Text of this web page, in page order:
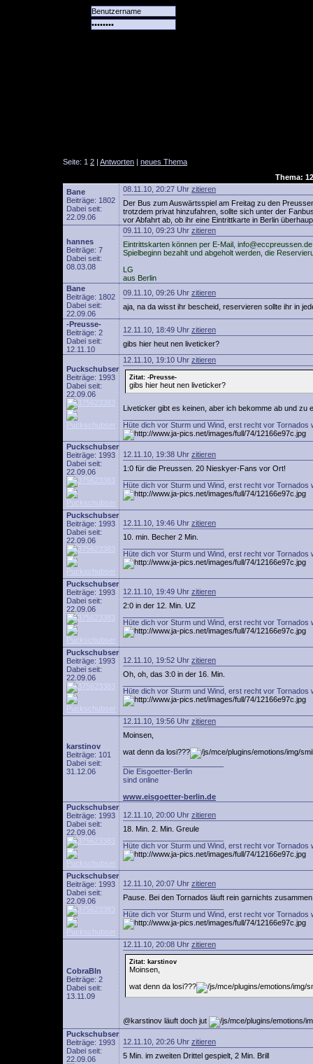
Seite: 1 2 | Antworten | neues Thema
Thema:
Bane
Beiträge: 1802
Dabei seit:
22.09.06
08.11.10, 20:27 Uhr zitieren
Der Bus zum Auswärtsspiel am Freitag zu den
trotzdem privat hinzufahren, sollte sich unter der
vor Abfahrt ab, ob ihr eine Eintrittkarte in Berlin
hannes
Beiträge: 7
Dabei seit:
08.03.08
09.11.10, 09:23 Uhr zitieren
Eintrittskarten können per E-Mail,
Spielbeginn bezahlt und abgeholt werden, die
LG
aus Berlin
Bane
Beiträge: 1802
Dabei seit:
22.09.06
09.11.10, 09:26 Uhr zitieren
aja, na da wisst ihr bescheid, reservieren sollte ihr in
-Preusse-
Beiträge: 2
Dabei seit:
12.11.10
12.11.10, 18:49 Uhr zitieren
gibs hier heut nen liveticker?
Puckschubser
Beiträge: 1993
Dabei seit:
22.09.06
12.11.10, 19:10 Uhr zitieren
Zitat: -Preusse-
gibs hier heut nen liveticker?
Liveticker gibt es keinen, aber ich bekomme ab und zu
Hüte dich vor Sturm und Wind, erst recht vor Tornados
Puckschubser
Beiträge: 1993
Dabei seit:
22.09.06
12.11.10, 19:38 Uhr zitieren
1:0 für die Preussen. 20 Nieskyer-Fans vor Ort!
Hüte dich vor Sturm und Wind, erst recht vor Tornados
Puckschubser
Beiträge: 1993
Dabei seit:
22.09.06
12.11.10, 19:46 Uhr zitieren
10. min. Becher 2 Min.
Hüte dich vor Sturm und Wind, erst recht vor Tornados
Puckschubser
Beiträge: 1993
Dabei seit:
22.09.06
12.11.10, 19:49 Uhr zitieren
2:0 in der 12. Min. UZ
Hüte dich vor Sturm und Wind, erst recht vor Tornados
Puckschubser
Beiträge: 1993
Dabei seit:
22.09.06
12.11.10, 19:52 Uhr zitieren
Oh, oh, das 3:0 in der 16. Min.
Hüte dich vor Sturm und Wind, erst recht vor Tornados
karstinov
Beiträge: 101
Dabei seit:
31.12.06
12.11.10, 19:56 Uhr zitieren
Moinsen,
wat denn da losi???
Die Eisgoetter-Berlin
sind online
www.eisgoetter-berlin.de
Puckschubser
Beiträge: 1993
Dabei seit:
22.09.06
12.11.10, 20:00 Uhr zitieren
18. Min. 2. Min. Greule
Hüte dich vor Sturm und Wind, erst recht vor Tornados
Puckschubser
Beiträge: 1993
Dabei seit:
22.09.06
12.11.10, 20:07 Uhr zitieren
Pause. Bei den Tornados läuft rein garnichts
Hüte dich vor Sturm und Wind, erst recht vor Tornados
CobraBln
Beiträge: 2
Dabei seit:
13.11.09
12.11.10, 20:08 Uhr zitieren
Zitat: karstinov
Moinsen,
wat denn da losi???
@karstinov läuft doch jut
Puckschubser
Beiträge: 1993
Dabei seit:
22.09.06
12.11.10, 20:26 Uhr zitieren
5 Min. im zweiten Drittel gespielt, 2 Min. Brill